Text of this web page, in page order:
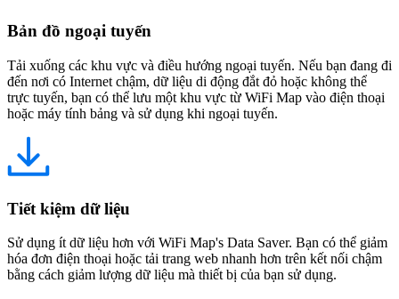
Bản đồ ngoại tuyến
Tải xuống các khu vực và điều hướng ngoại tuyến. Nếu bạn đang đi
đến nơi có Internet chậm, dữ liệu di động đắt đỏ hoặc không thể
trực tuyến, bạn có thể lưu một khu vực từ WiFi Map vào điện thoại
hoặc máy tính bảng và sử dụng khi ngoại tuyến.
Tiết kiệm dữ liệu
Sử dụng ít dữ liệu hơn với WiFi Map's Data Saver. Bạn có thể giảm
hóa đơn điện thoại hoặc tải trang web nhanh hơn trên kết nối chậm
bằng cách giảm lượng dữ liệu mà thiết bị của bạn sử dụng.